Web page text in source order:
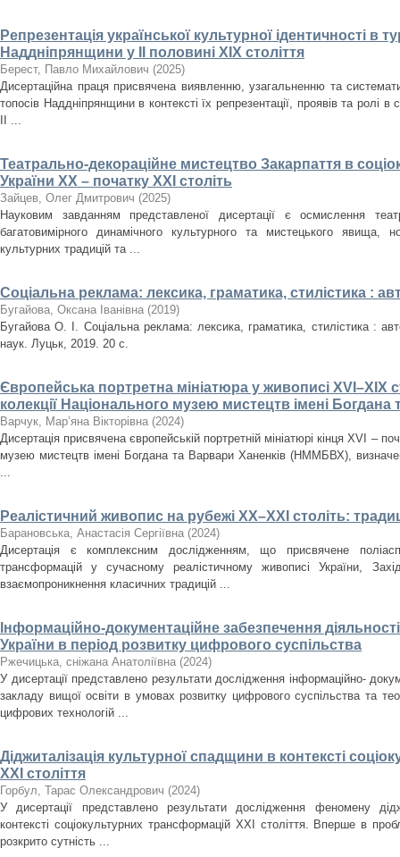
Репрезентація української культурної ідентичності в
Наддніпрянщини у ІІ половині XIX століття
Берест, Павло Михайлович (2025)
Дисертаційна праця присвячена виявленню, узагальненню та
топосів Наддніпрянщини в контексті їх репрезентації, проявів та ролі в
ІІ ...
Театрально-декораційне мистецтво Закарпаття в
України ХХ – початку ХХІ століть
Зайцев, Олег Дмитрович (2025)
Науковим завданням представленої дисертації є осмислення
багатовимірного динамічного культурного та мистецького явища,
культурних традицій та ...
Соціальна реклама: лексика, граматика, стилістика :
Бугайова, Оксана Іванівна (2019)
Бугайова О. І. Соціальна реклама: лексика, граматика, стилістика :
наук. Луцьк, 2019. 20 с.
Європейська портретна мініатюра у живописі XVI–XIX
колекції Національного музею мистецтв імені Богдана
Варчук, Мар’яна Вікторівна (2024)
Дисертація присвячена європейській портретній мініатюрі кінця XVI –
музею мистецтв імені Богдана та Варвари Ханенків (НММБВХ),
...
Реалістичний живопис на рубежі ХХ–ХХІ століть:
Барановська, Анастасія Сергіївна (2024)
Дисертація є комплексним дослідженням, що присвячене
трансформацій у сучасному реалістичному живописі України,
взаємопроникнення класичних традицій ...
Інформаційно-документаційне забезпечення
України в період розвитку цифрового суспільства
Ржечицька, сніжана Анатоліївна (2024)
У дисертації представлено результати дослідження інформаційно-
закладу вищої освіти в умовах розвитку цифрового суспільства та
цифрових технологій ...
Діджиталізація культурної спадщини в контексті
ХХІ століття
Горбул, Тарас Олександрович (2024)
У дисертації представлено результати дослідження феномену
контексті соціокультурних трансформацій ХХІ століття. Вперше в
розкрито сутність ...